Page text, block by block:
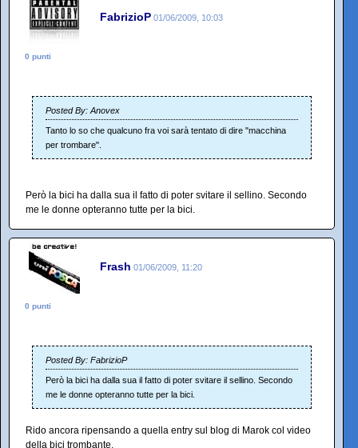
FabrizioP 01/06/2009, 10:03
0 punti
Posted By: Anovex
Tanto lo so che qualcuno fra voi sarà tentato di dire "macchina
per trombare".
Però la bici ha dalla sua il fatto di poter svitare il sellino. Secondo
me le donne opteranno tutte per la bici.
Frash 01/06/2009, 11:20
0 punti
Posted By: FabrizioP
Però la bici ha dalla sua il fatto di poter svitare il sellino. Secondo
me le donne opteranno tutte per la bici.
Rido ancora ripensando a quella entry sul blog di Marok col video
della bici trombante.